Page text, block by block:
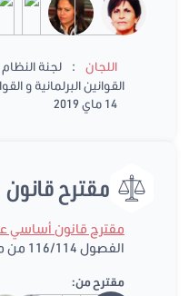
اللجان :
لجنة
القوانين البرلمانية و
14 ماي 2019
مقترح قانون
مقترح قانون أساسي عدد
الفصول 116/114 من مجلة حماية الطفل
مقترح من: